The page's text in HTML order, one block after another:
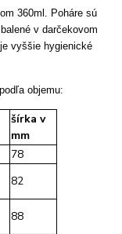
360ml. Poháre sú
v darčekovom
vyššie hygienické
objemu:
šírka v
mm
78
82
88